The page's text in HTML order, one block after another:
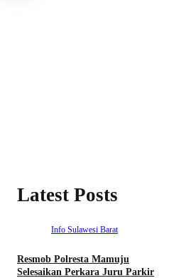
Latest Posts
Info Sulawesi Barat
Resmob Polresta Mamuju
Selesaikan Perkara Juru Parkir